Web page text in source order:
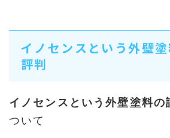
イノセンスという外壁
評判
イノセンスという外壁塗料の
ついて